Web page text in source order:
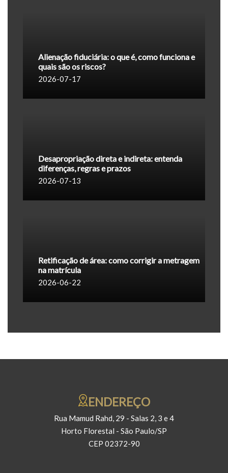
Alienação fiduciária: o que é, como funciona e
quais são os riscos?
2026-07-17
Desapropriação direta e indireta: entenda
diferenças, regras e prazos
2026-07-13
Retificação de área: como corrigir a metragem
na matrícula
2026-06-22
ENDEREÇO
Rua Mamud Rahd, 29 - Salas 2, 3 e 4
Horto Florestal - São Paulo/SP
CEP 02372-90